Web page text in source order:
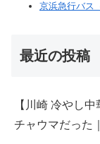
京浜急行バス
最近の投稿
【川崎 冷やし
チャウマだった